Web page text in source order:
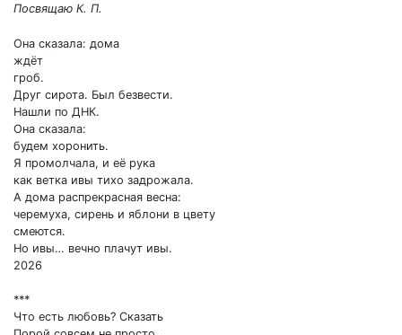
Посвящаю К. П.
Она сказала: дома
ждёт
гроб.
Друг сирота. Был безвести.
Нашли по ДНК.
Она сказала:
будем хоронить.
Я промолчала, и её рука
как ветка ивы тихо задрожала.
А дома распрекрасная весна:
черемуха, сирень и яблони в цвету
смеются.
Но ивы… вечно плачут ивы.
2026
***
Что есть любовь? Сказать